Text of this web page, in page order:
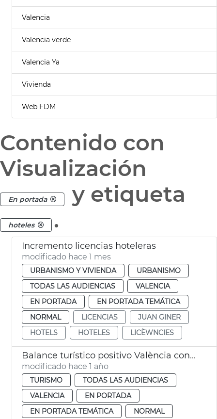
Valencia
Valencia verde
Valencia Ya
Vivienda
Web FDM
Contenido con
Visualización
En portada y etiqueta
hoteles .
Incremento licencias hoteleras
modificado hace 1 mes
URBANISMO Y VIVIENDA
URBANISMO
TODAS LAS AUDIENCIAS
VALENCIA
EN PORTADA
EN PORTADA TEMÁTICA
NORMAL
LICENCIAS
JUAN GINER
HOTELS
HOTELES LICÈWNCIES
Balance turístico positivo València con un 10 % más de pernoctaciones en 2024
modificado hace 1 año
TURISMO
TODAS LAS AUDIENCIAS
VALENCIA
EN PORTADA
EN PORTADA TEMÁTICA
NORMAL